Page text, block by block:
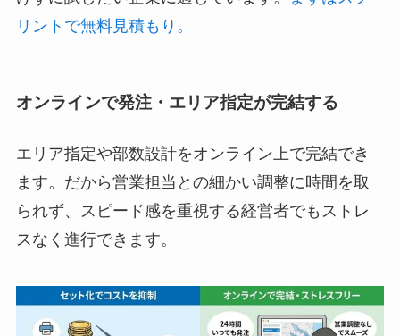
リントで無料見積もり。
オンラインで発注・エリア指定が完結する
エリア指定や部数設計をオンライン上で完結でき
ます。だから営業担当との細かい調整に時間を取
られず、スピード感を重視する経営者でもストレ
スなく進行できます。